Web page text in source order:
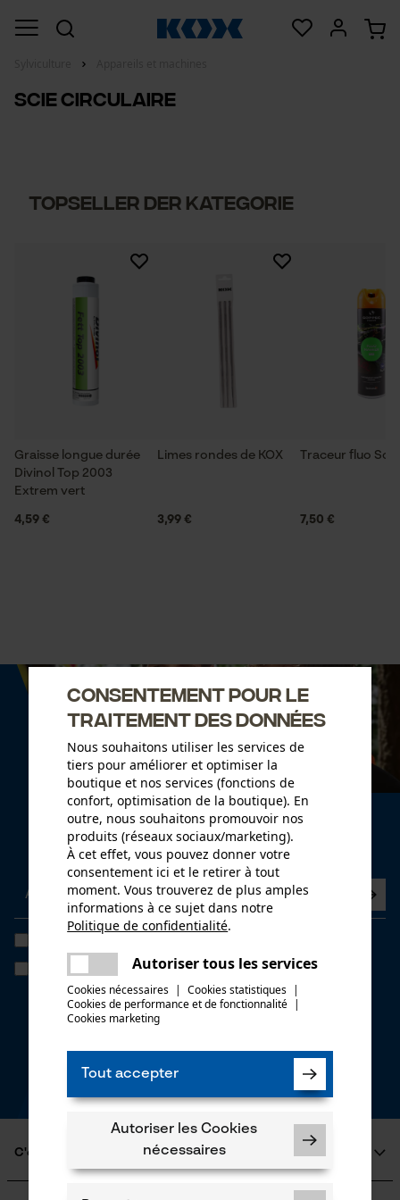
Scie circulaire
Topseller der Kategorie
Graisse longue durée
Divinol Top 2003
Extrem vert
4,59 €
Limes rondes de KOX
3,99 €
Traceur fluo
7,50 €
Newsletter
Abonnez-vous maintenant à la newsletter
Si vous acceptez le tracking personnalisé, nous pourrons vous faire
parvenir des offres promotionnelles personnalisées dans notre
newsletter. Vos coordonnées ne seront pas transmises à des tiers.
Vous pourrez retirer votre consentement à tout moment sur simple
clic; pour ce faire, chaque newsletter affiche un lien tout en bas de
* Champs obligatoires
*** Valable à partir d'un montant de 100,- €
C'est KOX
Consentement pour le
traitement des données
Nous souhaitons utiliser les services de
tiers pour améliorer et optimiser la
boutique et nos services (fonctions de
confort, optimisation de la boutique). En
outre, nous souhaitons promouvoir nos
produits (réseaux sociaux/marketing).
À cet effet, vous pouvez donner votre
consentement ici et le retirer à tout
moment. Vous trouverez de plus amples
informations à ce sujet dans notre
Politique de confidentialité.
Autoriser tous les services
Cookies nécessaires | Cookies statistiques |
Cookies de performance et de fonctionnalité |
Cookies marketing
Tout accepter
Autoriser les Cookies
nécessaires
Une erreur s'est produite. Veuillez
essayer encore.
partager
partager
mail